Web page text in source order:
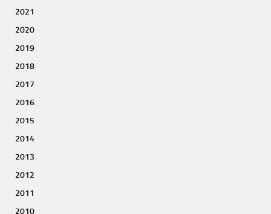
2021
2020
2019
2018
2017
2016
2015
2014
2013
2012
2011
2010